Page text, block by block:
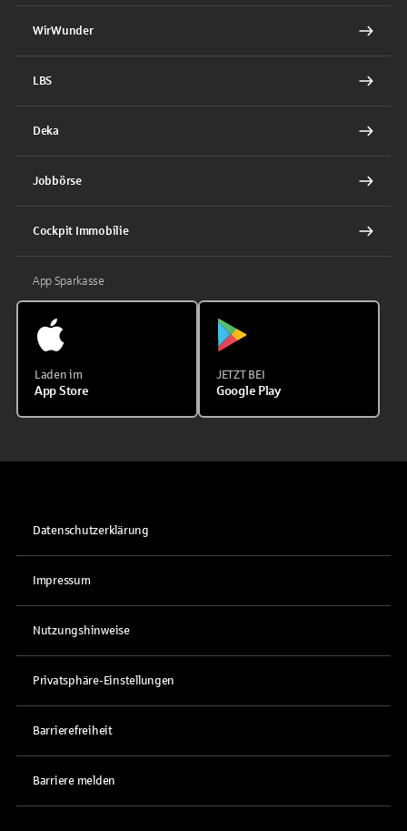
WirWunder
LBS
Deka
Jobbörse
Cockpit Immobilie
App Sparkasse
Laden im
App Store
JETZT BEI
Google Play
Datenschutzerklärung
Impressum
Nutzungshinweise
Privatsphäre-Einstellungen
Barrierefreiheit
Barriere melden